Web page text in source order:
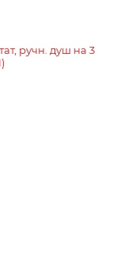
ручн. душ на 3